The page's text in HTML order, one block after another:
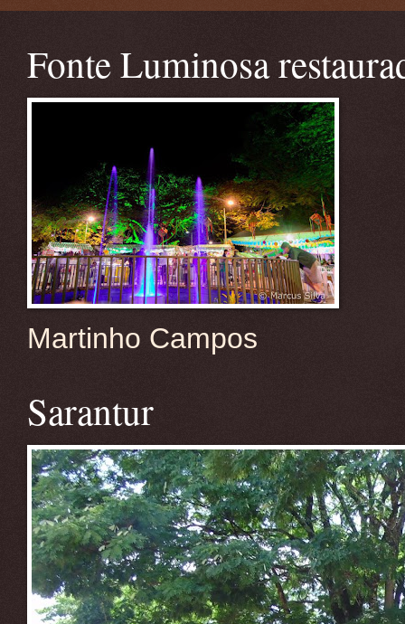
Fonte Luminosa
Martinho Campos
Sarantur